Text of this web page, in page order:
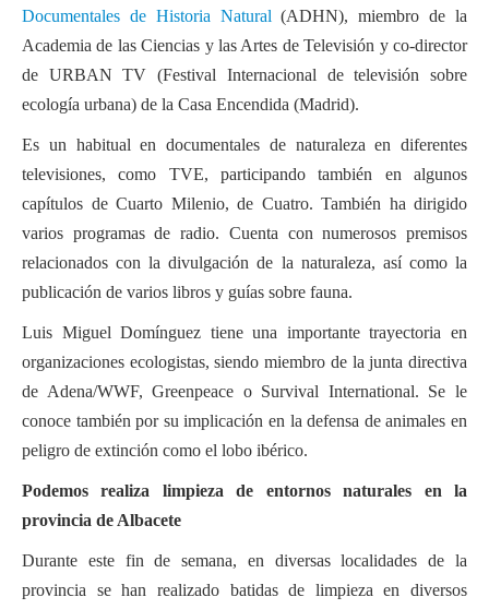
Documentales de Historia Natural (ADHN), miembro de la
Academia de las Ciencias y las Artes de Televisión y co-director
de URBAN TV (Festival Internacional de televisión sobre
ecología urbana) de la Casa Encendida (Madrid).
Es un habitual en documentales de naturaleza en diferentes
televisiones, como TVE, participando también en algunos
capítulos de Cuarto Milenio, de Cuatro. También ha dirigido
varios programas de radio. Cuenta con numerosos premisos
relacionados con la divulgación de la naturaleza, así como la
publicación de varios libros y guías sobre fauna.
Luis Miguel Domínguez tiene una importante trayectoria en
organizaciones ecologistas, siendo miembro de la junta directiva
de Adena/WWF, Greenpeace o Survival International. Se le
conoce también por su implicación en la defensa de animales en
peligro de extinción como el lobo ibérico.
Podemos realiza limpieza de entornos naturales en la
provincia de Albacete
Durante este fin de semana, en diversas localidades de la
provincia se han realizado batidas de limpieza en diversos